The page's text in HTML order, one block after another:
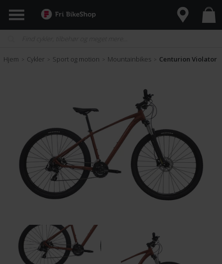
Hjem > Cykler > Sport og motion > Mountainbikes > Centurion Violator